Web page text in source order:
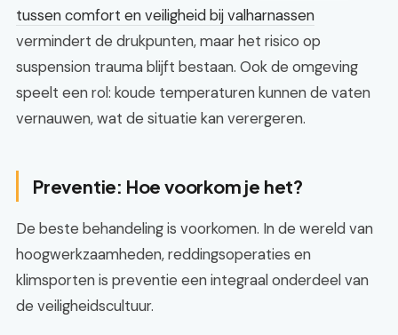
tussen comfort en veiligheid bij valharnassen
vermindert de drukpunten, maar het risico op
suspension trauma blijft bestaan. Ook de omgeving
speelt een rol: koude temperaturen kunnen de vaten
vernauwen, wat de situatie kan verergeren.
Preventie: Hoe voorkom je het?
De beste behandeling is voorkomen. In de wereld van
hoogwerkzaamheden, reddingsoperaties en
klimsporten is preventie een integraal onderdeel van
de veiligheidscultuur.